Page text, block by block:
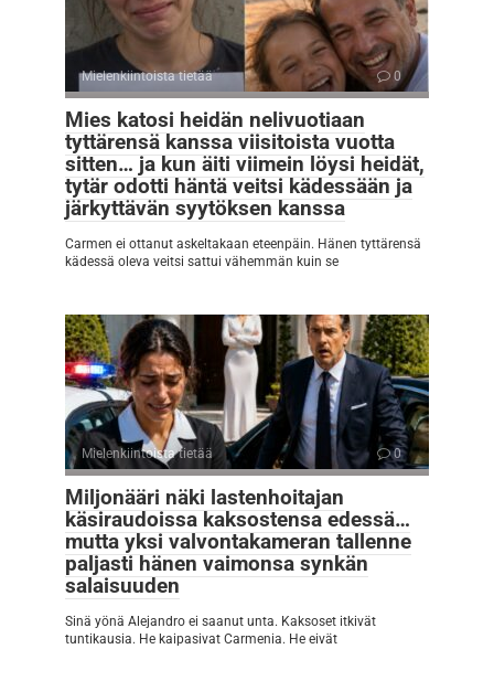
Mielenkiintoista tietää 0
Mies katosi heidän nelivuotiaan
tyttärensä kanssa viisitoista vuotta
sitten… ja kun äiti viimein löysi heidät,
tytär odotti häntä veitsi kädessään ja
järkyttävän syytöksen kanssa
Carmen ei ottanut askeltakaan eteenpäin. Hänen tyttärensä
kädessä oleva veitsi sattui vähemmän kuin se
Mielenkiintoista tietää 0
Miljonääri näki lastenhoitajan
käsiraudoissa kaksostensa edessä…
mutta yksi valvontakameran tallenne
paljasti hänen vaimonsa synkän
salaisuuden
Sinä yönä Alejandro ei saanut unta. Kaksoset itkivät
tuntikausia. He kaipasivat Carmenia. He eivät